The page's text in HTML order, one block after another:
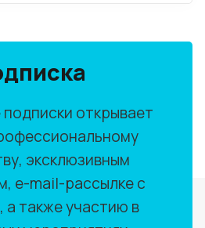
открывает
эксклюзивным
e-mail-рассылке с
а также участию в